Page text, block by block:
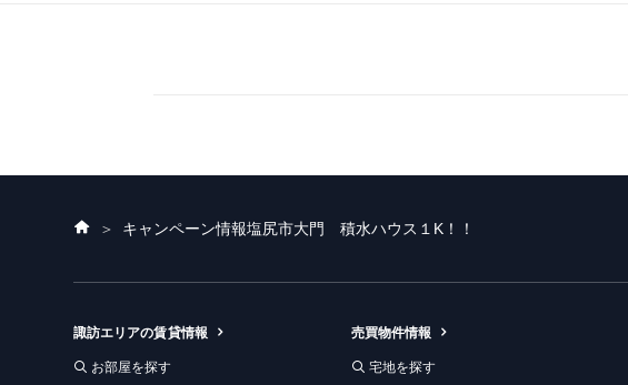
ホ
ム
キャンペーン情報塩尻市大門 積水ハウス１K！！
諏訪エリアの賃貸情報
お部屋を探す
売買物件情報
宅地を探す